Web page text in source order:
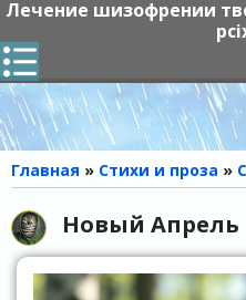
Лечение шизофрении
Главная » Стихи и проза »
Новый Апрель